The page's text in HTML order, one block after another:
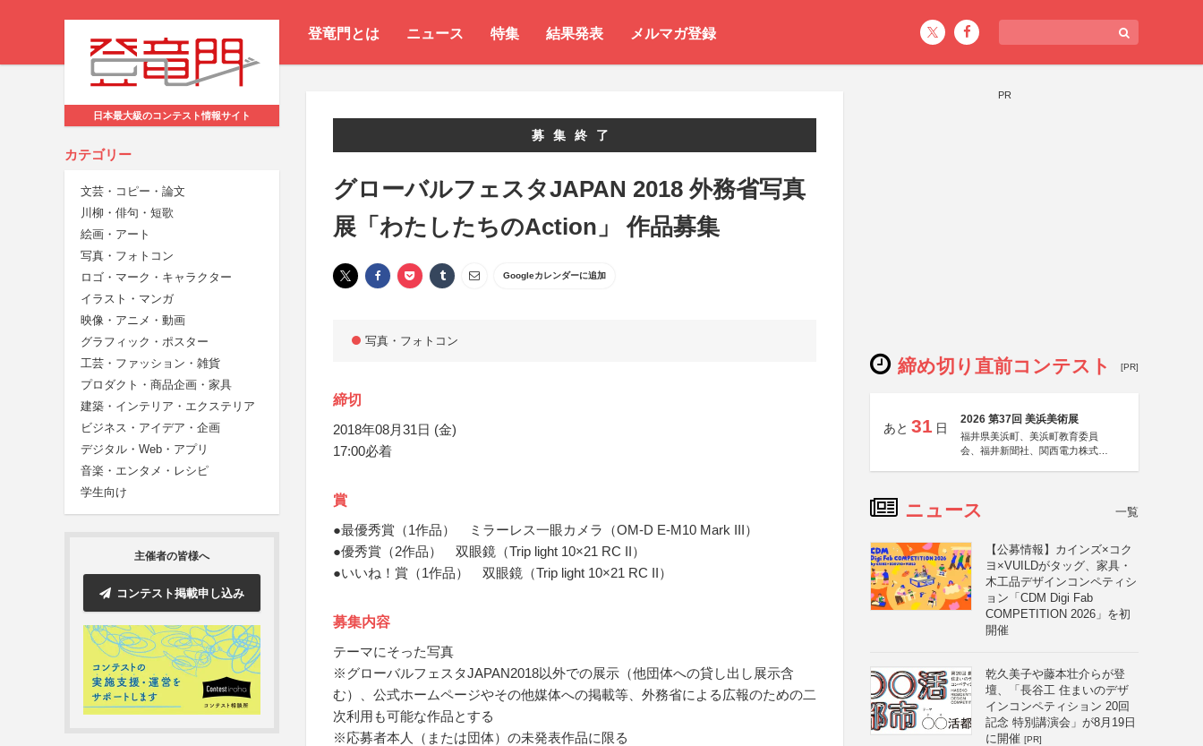
登竜門とは ニュース 特集 結果発表 メルマガ登録
日本最大級のコンテスト情報サイト
カテゴリー
文芸・コピー・論文
川柳・俳句・短歌
絵画・アート
写真・フォトコン
ロゴ・マーク・キャラクター
イラスト・マンガ
映像・アニメ・動画
グラフィック・ポスター
工芸・ファッション・雑貨
プロダクト・商品企画・家具
建築・インテリア・エクステリア
ビジネス・アイデア・企画
デジタル・Web・アプリ
音楽・エンタメ・レシピ
学生向け
主催者の皆様へ
コンテスト掲載申し込み
募集終了
グローバルフェスタJAPAN 2018 外務省写真
展「わたしたちのAction」 作品募集
Googleカレンダーに追加
写真・フォトコン
締切
2018年08月31日 (金)
17:00必着
賞
●最優秀賞（1作品） ミラーレス一眼カメラ（OM-D E-M10 Mark III）
●優秀賞（2作品） 双眼鏡（Trip light 10×21 RC II）
●いいね！賞（1作品） 双眼鏡（Trip light 10×21 RC II）
募集内容
テーマにそった写真
※グローバルフェスタJAPAN2018以外での展示（他団体への貸し出し展示含
む）、公式ホームページやその他媒体への掲載等、外務省による広報のための二
次利用も可能な作品とする
※応募者本人（または団体）の未発表作品に限る
PR
締め切り直前コンテスト [PR]
あと 31 日
2026 第37回 美浜美術展
福井県美浜町、美浜町教育委員
会、福井新聞社、関西電力株式会
ニュース 一覧
【公募情報】カインズ×コク
ヨ×VUILDがタッグ、家具・
木工品デザインコンペティシ
ョン「CDM Digi Fab
COMPETITION 2026」を初
開催
乾久美子や藤本壮介らが登
壇、「長谷工 住まいのデザ
インコンペティション 20回
記念 特別講演会」が8月19日
に開催 [PR]